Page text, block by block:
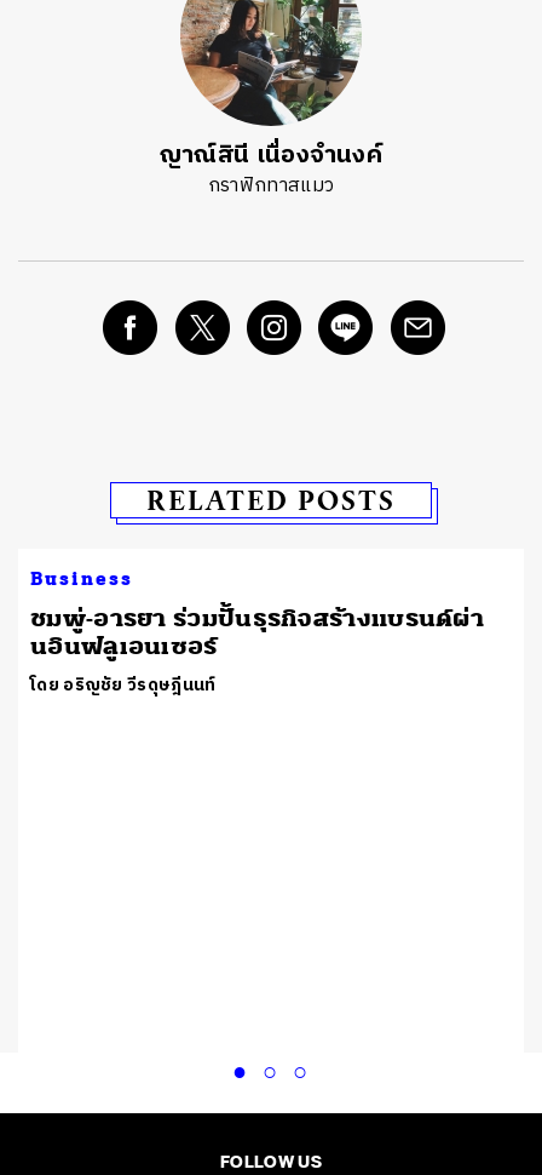
ญาณ์สินี เนื่องจำนงค์
กราฟิกทาสแมว
RELATED POSTS
Business
ชมพู่-อารยา ร่วมปั้นธุรกิจสร้างแบรนด์ผ่า
นอินฟลูเอนเซอร์
โดย อริญชัย วีรดุษฎีนนท์
FOLLOW US